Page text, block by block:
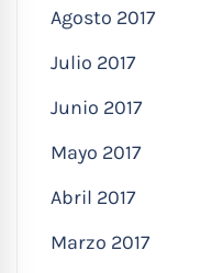
Agosto 2017
Julio 2017
Junio 2017
Mayo 2017
Abril 2017
Marzo 2017